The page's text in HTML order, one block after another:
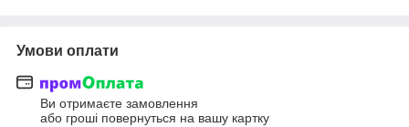
Умови оплати
Ви отримаєте замовлення
або гроші повернуться на вашу картку